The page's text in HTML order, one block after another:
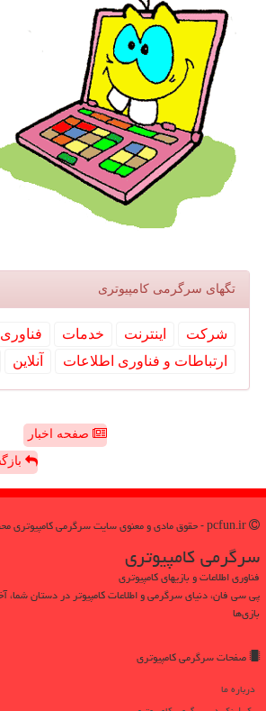
تگهای سرگرمی كامپیوتری
شركت اینترنت خدمات فناوری
ارتباطات و فناوری اطلاعات
آنلاین
صفحه اخبار
سرگرمی كامپیوتری
فناوری اطلاعات و بازیهای کامپیوتری
پی سی فان، دنیای سرگرمی و اطلاعات کامپیوتر در دستان شما،
بازی‌ها
صفحات سرگرمی كامپیوتری
درباره ما